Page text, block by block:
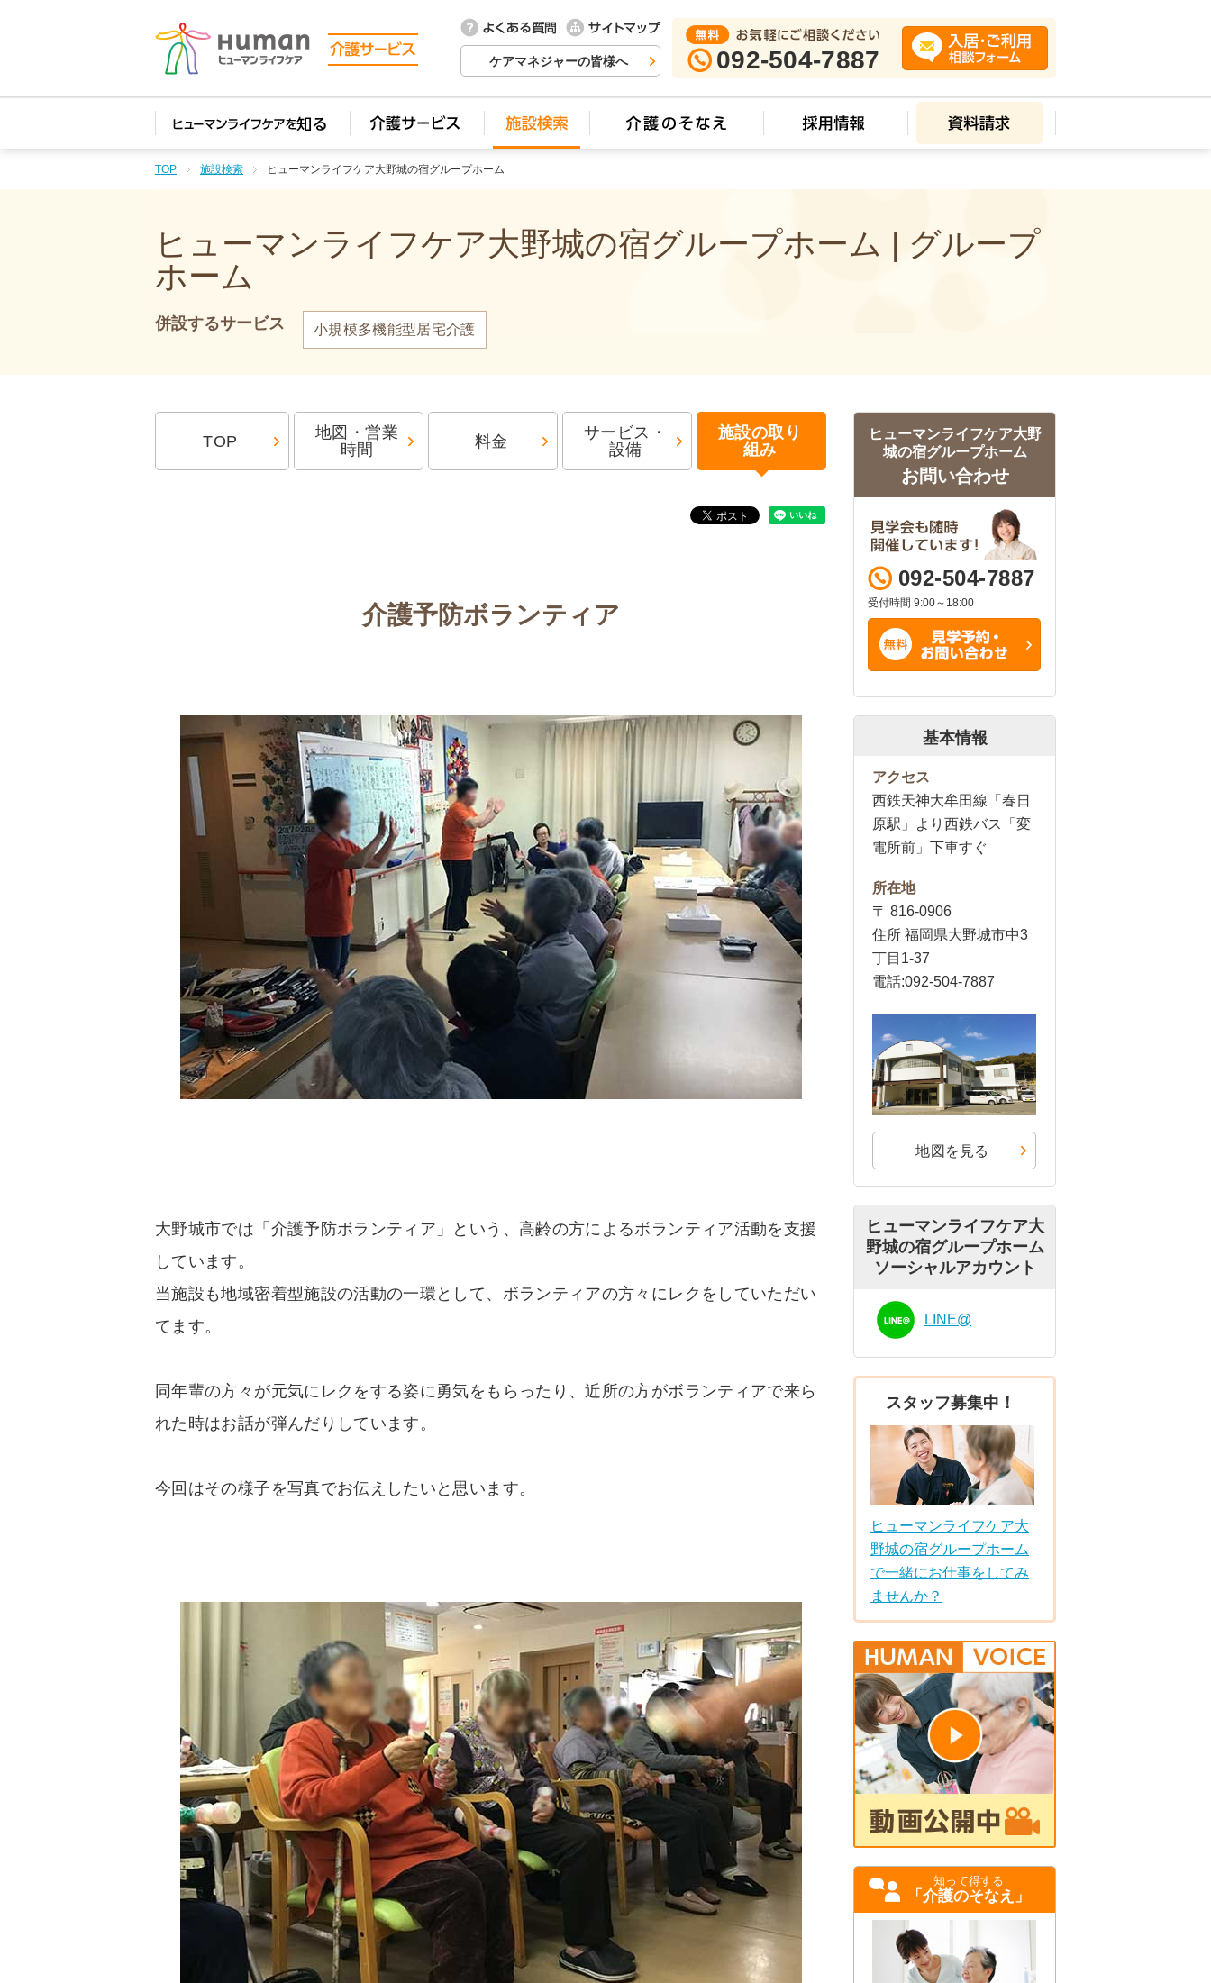
ケアマネジャーの皆様へ 092-504-7887
TOP 施設検索 ヒューマンライフケア大野城の宿グループホーム
ヒューマンライフケア大野城の宿グループホーム | グループ
ホーム
併設するサービス 小規模多機能型居宅介護
TOP
地図・営業
時間
料金
サービス・
設備
施設の取り
組み
介護予防ボランティア
大野城市では「介護予防ボランティア」という、高齢の方によるボランティア活動を支援
しています。
当施設も地域密着型施設の活動の一環として、ボランティアの方々にレクをしていただい
てます。
同年輩の方々が元気にレクをする姿に勇気をもらったり、近所の方がボランティアで来ら
れた時はお話が弾んだりしています。
今回はその様子を写真でお伝えしたいと思います。
ヒューマンライフケア大野
城の宿グループホーム
お問い合わせ
092-504-7887
受付時間 9:00～18:00
基本情報
アクセス
西鉄天神大牟田線「春日
原駅」より西鉄バス「変
電所前」下車すぐ
所在地
〒 816-0906
住所 福岡県大野城市中3
丁目1-37
電話:092-504-7887
地図を見る
ヒューマンライフケア大
野城の宿グループホーム
ソーシャルアカウント
LINE@
スタッフ募集中！
ヒューマンライフケア大
野城の宿グループホーム
で一緒にお仕事をしてみ
ませんか？
知って得する
「介護のそなえ」